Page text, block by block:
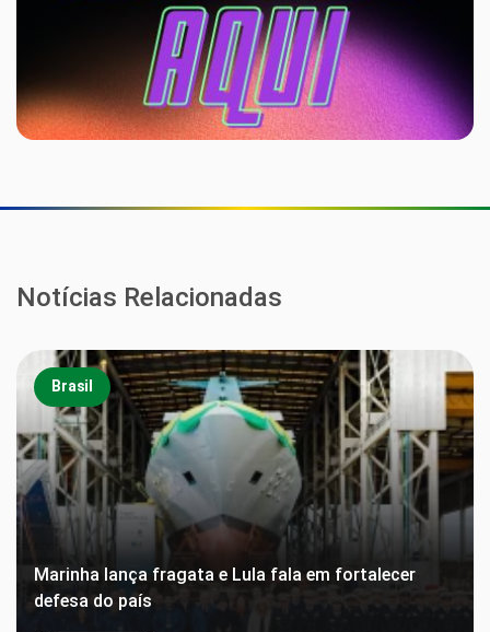
Notícias Relacionadas
Brasil
Marinha lança fragata e Lula fala em fortalecer
defesa do país